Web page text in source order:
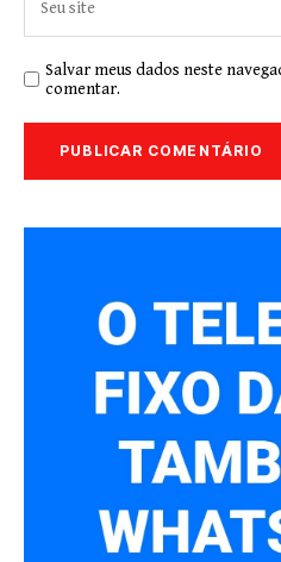
Salvar meus dados neste
comentar.